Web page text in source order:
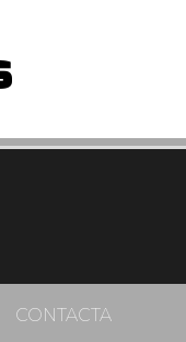
CONTACTA